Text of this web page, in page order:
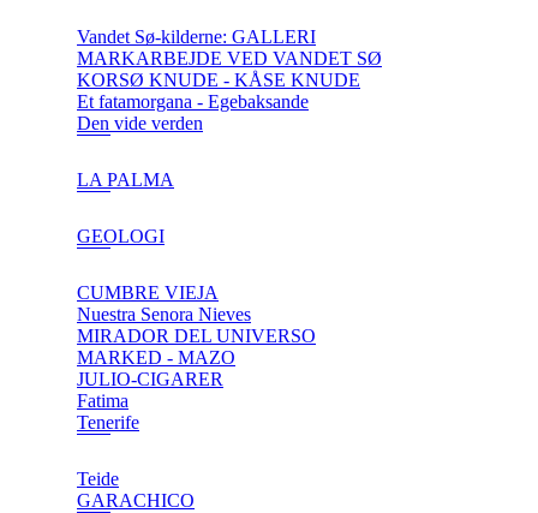
Vandet Sø-kilderne: GALLERI
MARKARBEJDE VED VANDET SØ
KORSØ KNUDE - KÅSE KNUDE
Et fatamorgana - Egebaksande
Den vide verden
LA PALMA
GEOLOGI
CUMBRE VIEJA
Nuestra Senora Nieves
MIRADOR DEL UNIVERSO
MARKED - MAZO
JULIO-CIGARER
Fatima
Tenerife
Teide
GARACHICO